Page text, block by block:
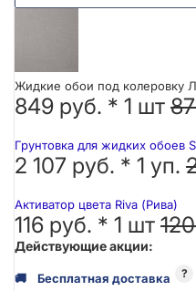
Жидкие обои под колеровку
849 руб. * 1 шт
Грунтовка для жидких обоев
2 107 руб. * 1 уп.
Активатор цвета Riva (Рива)
116 руб. * 1 шт
Действующие акции:
🚚 Бесплатная доставка ?